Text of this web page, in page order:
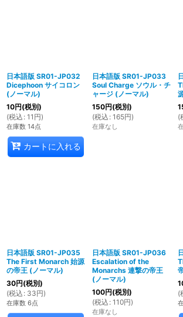
日本語版 SR01-JP032
Dicephoon サイコロン
(ノーマル)
10円(税別)
(税込 : 11 円)
在庫数 14点
カートに入れる
日本語版 SR01-JP033
Soul Charge ソウル・チ
ャージ (ノーマル)
150円(税別)
(税込 : 165円)
在庫なし
(
日本語版 SR01-JP035
The First Monarch 始源
の帝王 (ノーマル)
30円(税別)
(税込 : 33円)
在庫数 6点
日本語版 SR01-JP036
Escalation of the
Monarchs 連撃の帝王
(ノーマル)
100円(税別)
(税込 : 110円)
在庫なし
(